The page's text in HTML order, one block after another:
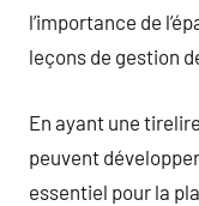
l’importance de
leçons de gestion
En ayant une
peuvent
essentiel pour la